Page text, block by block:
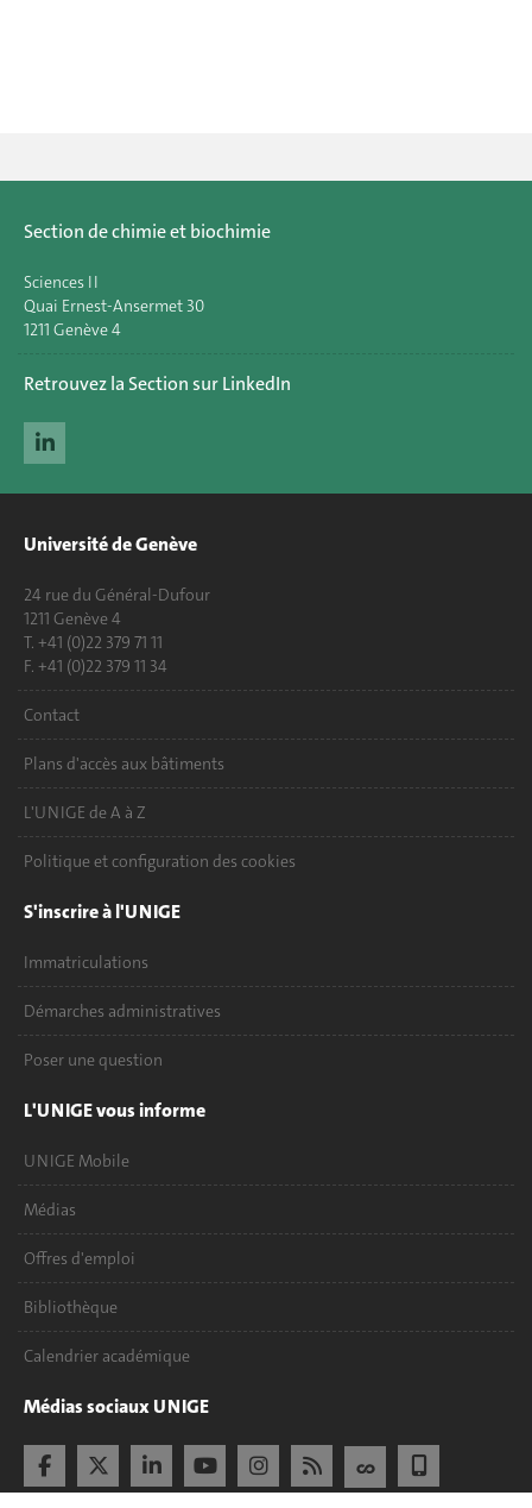
Section de chimie et biochimie
Sciences II
Quai Ernest-Ansermet 30
1211 Genève 4
Retrouvez la Section sur LinkedIn
Université de Genève
24 rue du Général-Dufour
1211 Genève 4
T. +41 (0)22 379 71 11
F. +41 (0)22 379 11 34
Contact
Plans d'accès aux bâtiments
L'UNIGE de A à Z
Politique et configuration des cookies
S'inscrire à l'UNIGE
Immatriculations
Démarches administratives
Poser une question
L'UNIGE vous informe
UNIGE Mobile
Médias
Offres d'emploi
Bibliothèque
Calendrier académique
Médias sociaux UNIGE